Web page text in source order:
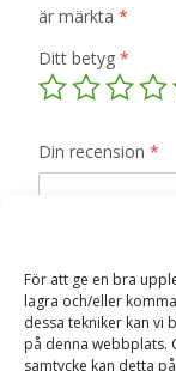
För att ge en bra
lagra och/eller
dessa tekniker kan vi
på denna webbplats.
samtycke kan detta
är märkta *
Ditt betyg *
Din recension *
Namn*
E-post*